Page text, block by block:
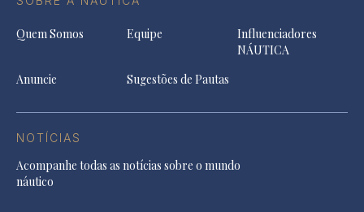
Quem Somos Equipe
Influenciadores
NÁUTICA
Anuncie
Sugestões de Pautas
NOTÍCIAS
Acompanhe todas as notícias sobre o mundo
náutico